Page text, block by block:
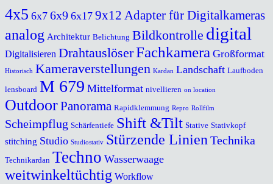
4x5 6x7 6x9 6x17 9x12 Adapter für Digitalkameras
analog Architektur Belichtung Bildkontrolle digital
Digitalisieren DrahtauslöserFachkamera Großformat
Historisch Kameraverstellungen Kardan Landschaft Laufboden
lensboard M 679 Mittelformat nivellieren on location
OutdoorPanorama Rapidklemmung Repro Rollfilm
Scheimpflug Schärfentiefe Shift &Tilt Stative Stativkopf
stitching Studio Studiostativ Stürzende LinienTechnika
Technikardan Techno Wasserwaage
weitwinkeltüchtig Workflow